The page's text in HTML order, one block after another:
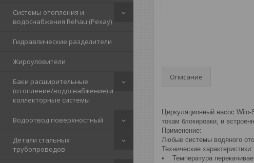
Системы отопления и
водоснабжения Rehau (Рехау)
Гидравлические разделители
Жироуловители
Баки расширительные
(отопление/водоснабжение) и
коллекторные системы
Водоотвод поверхностный
Детали стальных
трубопроводов
Описание
Циркуляционный насос
токам блокировки, и
Применение:
Любые системы водяного
Технические характеристики:
• Температура